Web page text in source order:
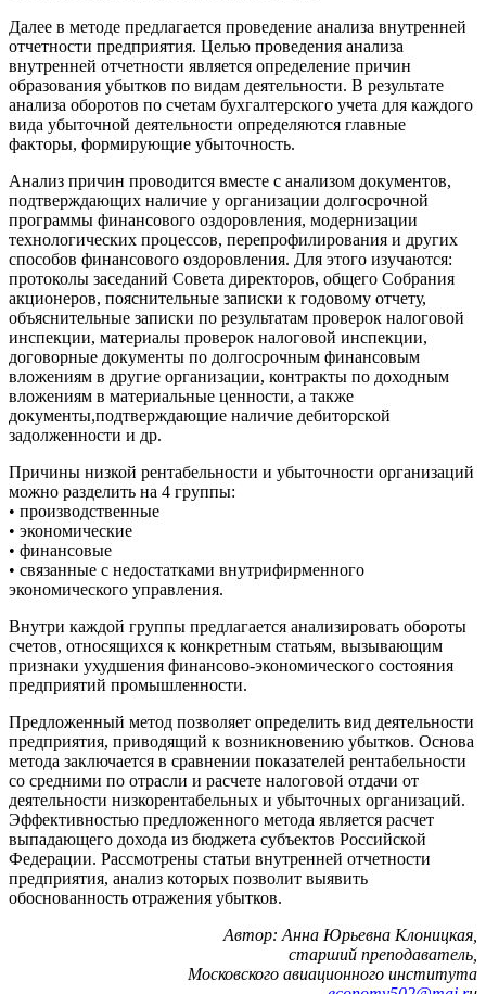
Далее в методе предлагается проведение анализа внутренней
отчетности предприятия. Целью проведения анализа
внутренней отчетности является определение причин
образования убытков по видам деятельности. В результате
анализа оборотов по счетам бухгалтерского учета для каждого
вида убыточной деятельности определяются главные
факторы, формирующие убыточность.
Анализ причин проводится вместе с анализом документов,
подтверждающих наличие у организации долгосрочной
программы финансового оздоровления, модернизации
технологических процессов, перепрофилирования и других
способов финансового оздоровления. Для этого изучаются:
протоколы заседаний Совета директоров, общего Собрания
акционеров, пояснительные записки к годовому отчету,
объяснительные записки по результатам проверок налоговой
инспекции, материалы проверок налоговой инспекции,
договорные документы по долгосрочным финансовым
вложениям в другие организации, контракты по доходным
вложениям в материальные ценности, а также
документы,подтверждающие наличие дебиторской
задолженности и др.
Причины низкой рентабельности и убыточности организаций
можно разделить на 4 группы:
• производственные
• экономические
• финансовые
• связанные с недостатками внутрифирменного
экономического управления.
Внутри каждой группы предлагается анализировать обороты
счетов, относящихся к конкретным статьям, вызывающим
признаки ухудшения финансово-экономического состояния
предприятий промышленности.
Предложенный метод позволяет определить вид деятельности
предприятия, приводящий к возникновению убытков. Основа
метода заключается в сравнении показателей рентабельности
со средними по отрасли и расчете налоговой отдачи от
деятельности низкорентабельных и убыточных организаций.
Эффективностью предложенного метода является расчет
выпадающего дохода из бюджета субъектов Российской
Федерации. Рассмотрены статьи внутренней отчетности
предприятия, анализ которых позволит выявить
обоснованность отражения убытков.
Автор: Анна Юрьевна Клоницкая,
старший преподаватель,
Московского авиационного института